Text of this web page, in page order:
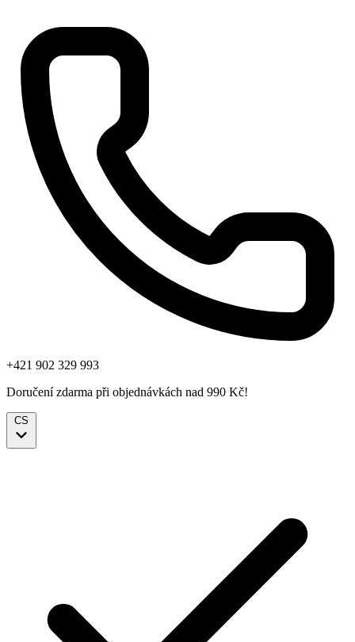
+421 902 329 993
Doručení zdarma při objednávkách nad 990 Kč!
CS